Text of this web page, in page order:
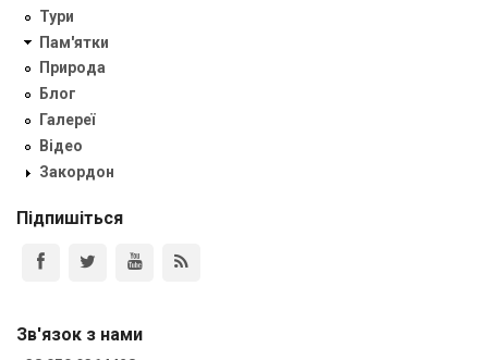
Тури
Пам'ятки
Природа
Блог
Галереї
Відео
Закордон
Підпишіться
Зв'язок з нами